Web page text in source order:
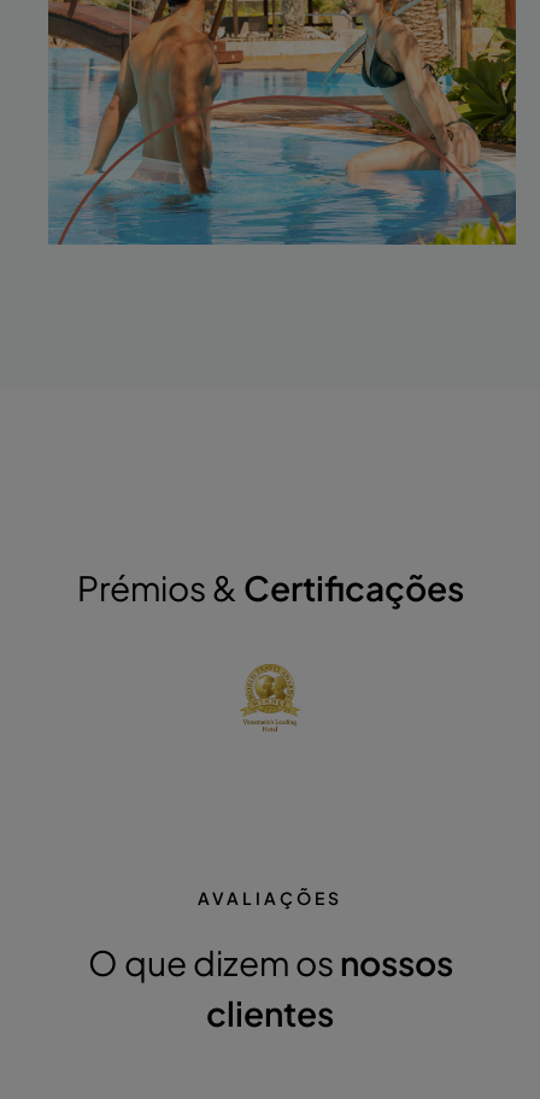
Prémios & Certificações
AVALIAÇÕES
O que dizem os nossos
clientes